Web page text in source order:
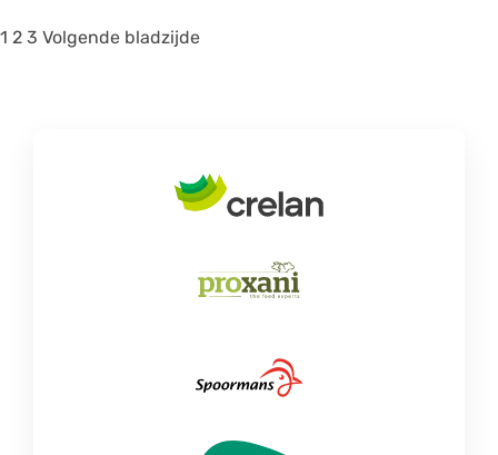
1 2 3 Volgende bladzijde